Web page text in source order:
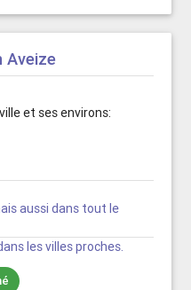
Aveize
et ses environs:
aussi dans tout le
les villes proches.